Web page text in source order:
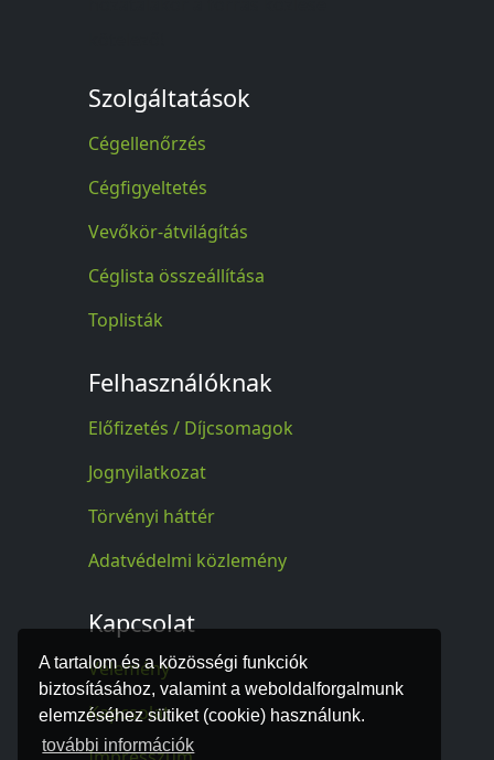
A tartalom és a közösségi funkciók
biztosításához, valamint a weboldalforgalmunk
elemzéséhez sütiket (cookie) használunk.
további információk
Szolgáltatások
Cégellenőrzés
Cégfigyeltetés
Vevőkör-átvilágítás
Céglista összeállítása
Toplisták
Felhasználóknak
Előfizetés / Díjcsomagok
Jognyilatkozat
Törvényi háttér
Adatvédelmi közlemény
Kapcsolat
Vélemény
Kapcsolat